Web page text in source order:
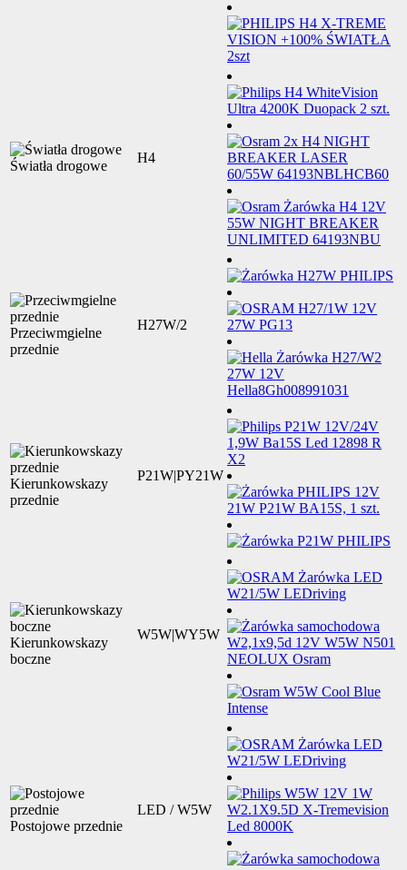
Światła drogowe
H4
Przeciwmgielne
przednie
H27W/2
Kierunkowskazy
przednie
P21W|PY21W
Kierunkowskazy
boczne
W5W|WY5W
Postojowe przednie
LED / W5W